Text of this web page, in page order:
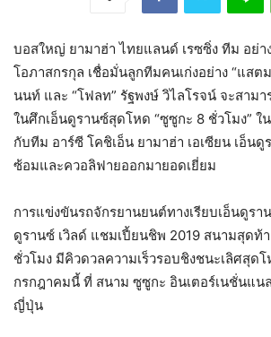
บอสใหญ่ ยามาฮ่า ไทยแลนด์ เรซซิ่ง ทีม อย่า
โอภาสกรกุล เชื่อมั่นลูกทีมคนเก่งอย่าง “แส
นนท์ และ “โฟลท” รัฐพงษ์ วิไลโรจน์ จะสาม
ในศึกเอ็นดูรานซ์สุดโหด “ซูซูกะ 8 ชั่วโมง” ใ
กับทีม อาร์ซี โคชิเอ็น ยามาฮ่า เอเซียน เอ็น
ซ้อมและควอลิฟายออกมายอดเยี่ยม
การแข่งขันรถจักรยานยนต์ทางเรียบเอ็นดูร
ดูรานซ์ เวิลด์ แชมเปี้ยนชิพ 2019 สนามสุดท้
ชั่วโมง มีคิวดวลความเร็วรอบชิงชนะเลิศสุด
กรกฎาคมนี้ ที่ สนาม ซูซูกะ อินเตอร์เนชั่นแน
ญี่ปุ่น